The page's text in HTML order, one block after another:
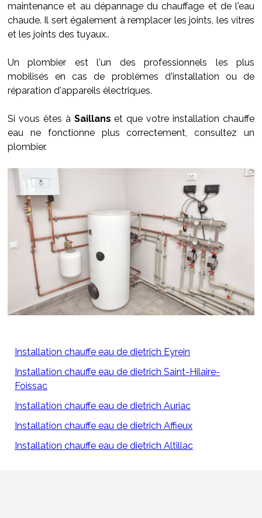
maintenance et au dépannage du chauffage et de l'eau
chaude. Il sert également à remplacer les joints, les vitres
et les joints des tuyaux..
Un plombier est l'un des professionnels les plus
mobilisés en cas de problèmes d'installation ou de
réparation d'appareils électriques.
Si vous êtes à Saillans et que votre installation chauffe
eau ne fonctionne plus correctement, consultez un
plombier.
Installation chauffe eau de dietrich Eyrein
Installation chauffe eau de dietrich Saint-Hilaire-
Foissac
Installation chauffe eau de dietrich Auriac
Installation chauffe eau de dietrich Affieux
Installation chauffe eau de dietrich Altillac